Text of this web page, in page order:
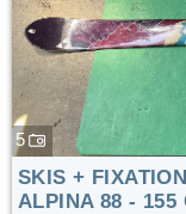
5
SKIS +
ALPINA 88 - 155